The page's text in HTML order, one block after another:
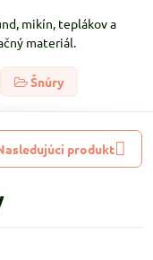
mikín, teplákov a
materiál.
Šnúry
produkt